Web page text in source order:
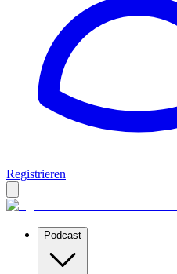
Registrieren
Podcast